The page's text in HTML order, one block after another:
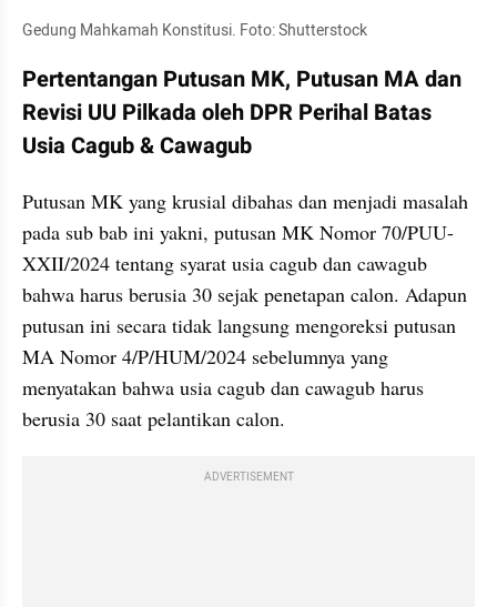
Gedung Mahkamah Konstitusi. Foto: Shutterstock
Pertentangan Putusan MK, Putusan MA dan
Revisi UU Pilkada oleh DPR Perihal Batas
Usia Cagub & Cawagub
Putusan MK yang krusial dibahas dan menjadi masalah
pada sub bab ini yakni, putusan MK Nomor 70/PUU-
XXII/2024 tentang syarat usia cagub dan cawagub
bahwa harus berusia 30 sejak penetapan calon. Adapun
putusan ini secara tidak langsung mengoreksi putusan
MA Nomor 4/P/HUM/2024 sebelumnya yang
menyatakan bahwa usia cagub dan cawagub harus
berusia 30 saat pelantikan calon.
ADVERTISEMENT